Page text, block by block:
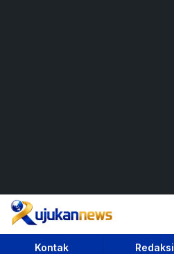
Rujukan News
Satu Rujukan Sejuta Informasi
Kontak Redaksi